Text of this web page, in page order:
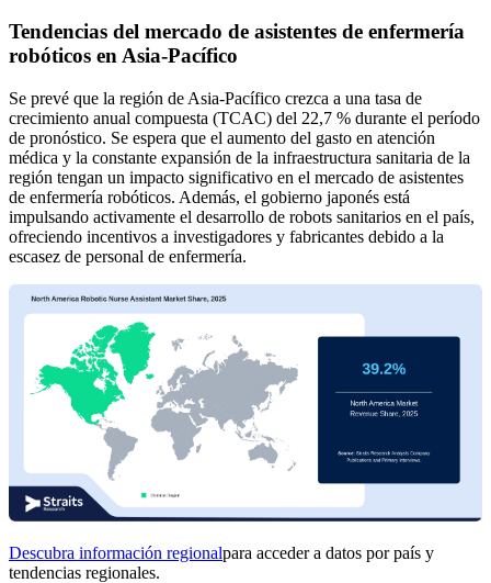
Tendencias del mercado de asistentes de enfermería
robóticos en Asia-Pacífico
Se prevé que la región de Asia-Pacífico crezca a una tasa de
crecimiento anual compuesta (TCAC) del 22,7 % durante el período
de pronóstico. Se espera que el aumento del gasto en atención
médica y la constante expansión de la infraestructura sanitaria de la
región tengan un impacto significativo en el mercado de asistentes
de enfermería robóticos. Además, el gobierno japonés está
impulsando activamente el desarrollo de robots sanitarios en el país,
ofreciendo incentivos a investigadores y fabricantes debido a la
escasez de personal de enfermería.
Descubra información regionalpara acceder a datos por país y
tendencias regionales.